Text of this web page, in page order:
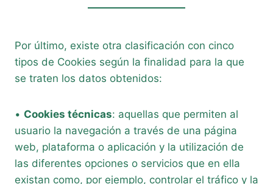
Por último, existe otra clasificación con cinco
tipos de Cookies según la finalidad para la que
se traten los datos obtenidos:
• Cookies técnicas: aquellas que permiten al
usuario la navegación a través de una página
web, plataforma o aplicación y la utilización de
las diferentes opciones o servicios que en ella
existan como, por ejemplo, controlar el tráfico y la